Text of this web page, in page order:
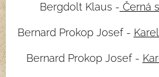
Bergdolt Klaus - Černá
Bernard Prokop Josef -
Bernard Prokop Josef -